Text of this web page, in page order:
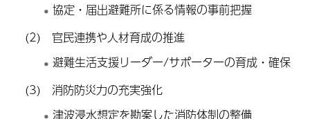
協定・届出避難所に係る情報の事前把握
(2) 官民連携や人材育成の推進
避難生活支援リーダー/サポーターの育成・確保
(3) 消防防災力の充実強化
津波浸水想定を勘案した消防体制の整備